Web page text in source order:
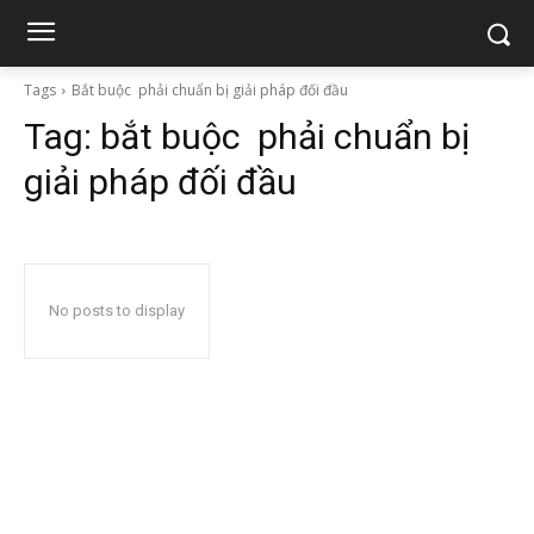
Tags Bắt buộc phải chuẩn bị giải pháp đối đầu
Tag: bắt buộc phải chuẩn bị
giải pháp đối đầu
No posts to display